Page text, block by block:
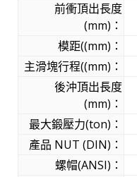
前衝頂出長度
(mm)：
模距((mm)：
主滑塊行程((mm)：
後沖頂出長度
(mm)：
最大鍛壓力(ton)：
產品 NUT (DIN)：
螺帽(ANSI)：